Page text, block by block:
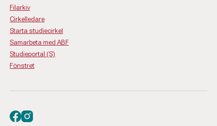
Filarkiv
Cirkelledare
Starta studiecirkel
Samarbeta med ABF
Studieportal (S)
Fönstret
Besök oss på facebook
Besök oss på instagram